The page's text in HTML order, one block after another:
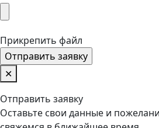
Прикрепить файл
✕
Отправить заявку
Оставьте свои данные и